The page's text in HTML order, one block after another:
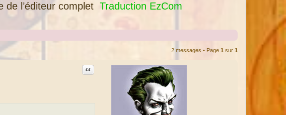
l’éditeur complet Traduction EzCom
2 messages • Page 1 sur 1
Citation